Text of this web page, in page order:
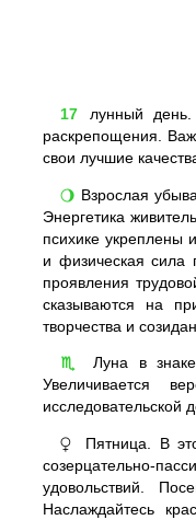
17
лунный
раскрепощения.
свои лучшие
🌖 Взрослая
Энергетика
психике укреплены
и физическая сила
проявления
сказываются на
творчества и
♏
Луна в
Увеличивается
исследовательской
♀
Пятница. В
созерцательно-
удовольствий.
Наслаждайтесь